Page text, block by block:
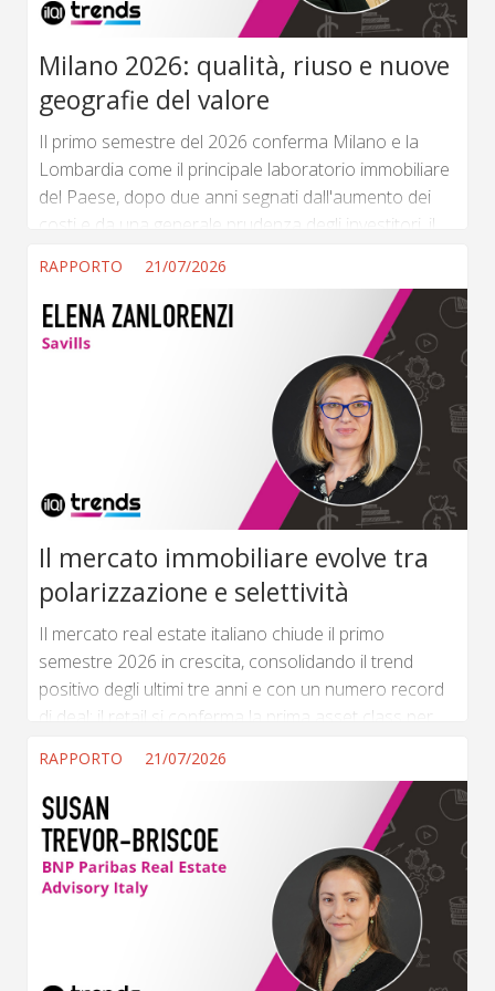
Milano 2026: qualità, riuso e nuove
geografie del valore
Il primo semestre del 2026 conferma Milano e la
Lombardia come il principale laboratorio immobiliare
del Paese, dopo due anni segnati dall'aumento dei
costi e da una generale prudenza degli investitori, il
sostenuti da condizioni finanziarie più favorevoli e da
una rinnovata attenzione verso operazioni capaci di
generare valore nel medio-lungo periodo. (...) ...
RAPPORTO 21/07/2026
Il mercato immobiliare evolve tra
polarizzazione e selettività
Il mercato real estate italiano chiude il primo
semestre 2026 in crescita, consolidando il trend
positivo degli ultimi tre anni e con un numero record
di deal; il retail si conferma la prima asset class per
dei volumi totali. (...) ...
RAPPORTO 21/07/2026